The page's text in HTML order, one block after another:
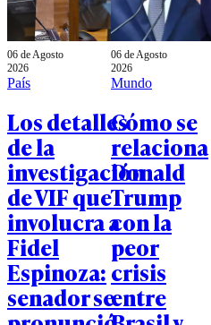
06 de Agosto
2026
País
Los detalles
de la
investigación
de VIF que
involucra a
Fidel
Espinoza:
senador se
06 de Agosto
2026
Mundo
Cómo se
relaciona
Donald
Trump
con la
peor
crisis
entre